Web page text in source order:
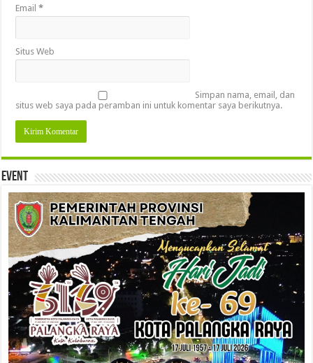
Email*
Situs Web
Simpan nama, email, dan
situs web saya pada peramban ini untuk komentar saya berikutnya.
Event